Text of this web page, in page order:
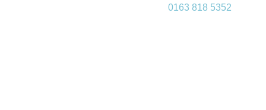
0163 818 5352